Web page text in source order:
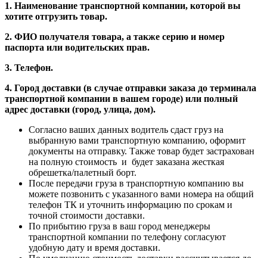
1. Наименование транспортной компании, которой вы
хотите отгрузить товар.
2. ФИО получателя товара, а также серию и номер
паспорта или водительских прав.
3. Телефон.
4. Город доставки (в случае отправки заказа до терминала
транспортной компании в вашем городе) или полный
адрес доставки (город, улица, дом).
Согласно ваших данных водитель сдаст груз на
выбранную вами транспортную компанию, оформит
документы на отправку. Также товар будет застрахован
на полную стоимость и будет заказана жесткая
обрешетка/палетный борт.
После передачи груза в транспортную компанию вы
можете позвонить с указанного вами номера на общий
телефон ТК и уточнить информацию по срокам и
точной стоимости доставки.
По прибытию груза в ваш город менеджеры
транспортной компании по телефону согласуют
удобную дату и время доставки.